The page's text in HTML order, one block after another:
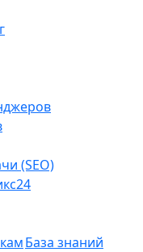
(SEO)
База знаний